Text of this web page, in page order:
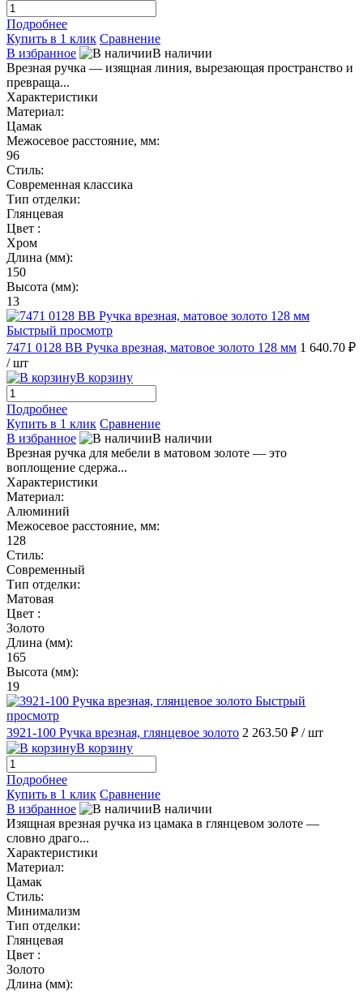
Подробнее
Купить в 1 клик Сравнение
В избранное
В наличии
Врезная ручка — изящная линия, вырезающая пространство и
превраща...
Характеристики
Материал:
Цамак
Межосевое расстояние, мм:
96
Стиль:
Современная классика
Тип отделки:
Глянцевая
Цвет :
Хром
Длина (мм):
150
Высота (мм):
13
Быстрый просмотр
7471 0128 BB Ручка врезная, матовое золото 128 мм 1 640.70 ₽
/ шт
В корзину
Подробнее
Купить в 1 клик Сравнение
В избранное
В наличии
Врезная ручка для мебели в матовом золоте — это
воплощение сдержа...
Характеристики
Материал:
Алюминий
Межосевое расстояние, мм:
128
Стиль:
Современный
Тип отделки:
Матовая
Цвет :
Золото
Длина (мм):
165
Высота (мм):
19
Быстрый
просмотр
3921-100 Ручка врезная, глянцевое золото 2 263.50 ₽ / шт
В корзину
Подробнее
Купить в 1 клик Сравнение
В избранное
В наличии
Изящная врезная ручка из цамака в глянцевом золоте —
словно драго...
Характеристики
Материал:
Цамак
Стиль:
Минимализм
Тип отделки:
Глянцевая
Цвет :
Золото
Длина (мм):